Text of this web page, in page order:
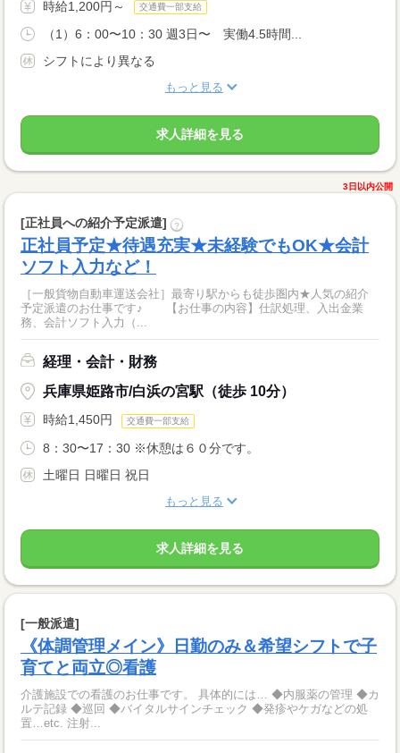
時給1,200円～ 交通費一部支給
（1）6：00〜10：30 週3日〜 実働4.5時間...
シフトにより異なる
もっと見る
求人詳細を見る
3日以内公開
[正社員への紹介予定派遣] ?
正社員予定★待遇充実★未経験でもOK★会計
ソフト入力など！
［一般貨物自動車運送会社］最寄り駅からも徒歩圏内★人気の紹介
予定派遣のお仕事です♪ 【お仕事の内容】仕訳処理、入出金業
務、会計ソフト入力（...
経理・会計・財務
兵庫県姫路市/白浜の宮駅（徒歩 10分）
時給1,450円 交通費一部支給
8：30〜17：30 ※休憩は６０分です。
土曜日 日曜日 祝日
もっと見る
求人詳細を見る
[一般派遣]
《体調管理メイン》日勤のみ＆希望シフトで子
育てと両立◎看護
介護施設での看護のお仕事です。 具体的には… ◆内服薬の管理 ◆カ
ルテ記録 ◆巡回 ◆バイタルサインチェック ◆発疹やケガなどの処
置…etc. 注射...